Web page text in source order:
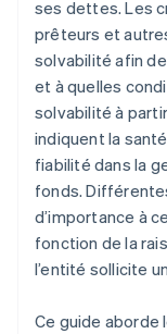
ses dettes. Les
prêteurs et
solvabilité afin
et à quelles
solvabilité à
indiquent la
fiabilité dans la
fonds.
d’importance à
fonction de la
l’entité sollicite
Ce guide aborde